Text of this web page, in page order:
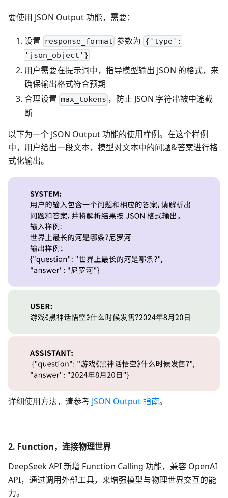
要使用 JSON Output 功能，需要：
设置 response_format 参数为 {'type':
'json_object'}
用户需要在提示词中，指导模型输出 JSON 的格式，来
确保输出格式符合预期
合理设置 max_tokens ，防止 JSON 字符串被中途截
断
以下为一个 JSON Output 功能的使用样例。在这个样例
中，用户给出一段文本，模型对文本中的问题&答案进行格
式化输出。
详细使用方法，请参考 JSON Output 指南。
2. Function，连接物理世界
DeepSeek API 新增 Function Calling 功能，兼容 OpenAI
API，通过调用外部工具，来增强模型与物理世界交互的能
力。